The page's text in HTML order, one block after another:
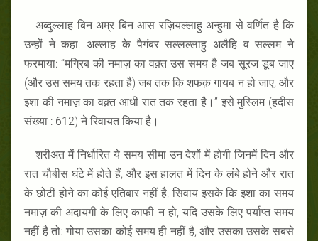
अब्दुल्लाह बिन अम्र बिन आस रज़ियल्लाहु अन्हुमा से वर्णित है कि
उन्हों ने कहा: अल्लाह के पैगंबर सल्लल्लाहु अलैहि व सल्लम ने
फरमाया: “मग्रिब की नमाज़ का वक़्त उस समय है जब सूरज डूब जाए
(और उस समय तक रहता है) जब तक कि शफक़ गायब न हो जाए, और
इशा की नमाज़ का वक़्त आधी रात तक रहता है।” इसे मुस्लिम (हदीस
संख्या : 612) ने रिवायत किया है।
शरीअत में निर्धारित ये समय सीमा उन देशों में होगी जिनमें दिन और
रात चौबीस घंटे में होते हैं, और इस हालत में दिन के लंबे होने और रात
के छोटी होने का कोई एतिबार नहीं है, सिवाय इसके कि इशा का समय
नमाज़ की अदायगी के लिए काफी न हो, यदि उसके लिए पर्याप्त समय
नहीं है तो: गोया उसका कोई समय ही नहीं है, और उसका उसके सबसे